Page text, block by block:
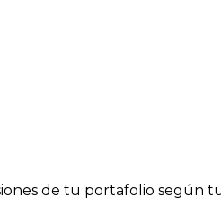
de tu portafolio según